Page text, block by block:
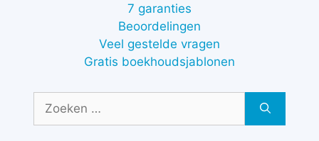
7 garanties
Beoordelingen
Veel gestelde vragen
Gratis boekhoudsjablonen
naar: